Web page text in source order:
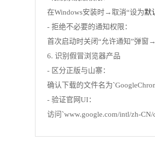
在Windows安装时→取消“设为默
- 拒绝不必要的通知权限：
首次启动时关闭“允许通知”弹窗
6. 识别假冒浏览器产品
- 区分正版与山寨：
确认下载的文件名为
- 验证官网UI：
访问`www.google.com/intl/zh-